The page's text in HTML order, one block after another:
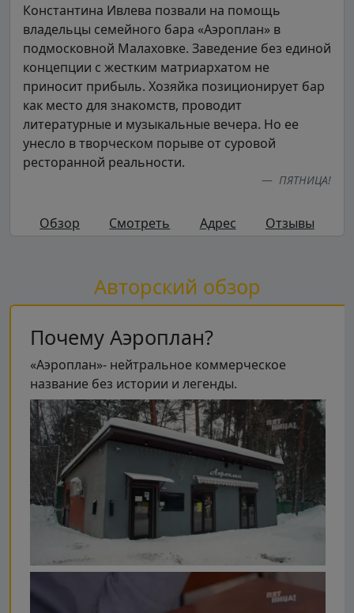
Константина Ивлева позвали на помощь
владельцы семейного бара «Аэроплан» в
подмосковной Малаховке. Заведение без единой
концепции с жестким матриархатом не
приносит прибыль. Хозяйка позиционирует бар
как место для знакомств, проводит
литературные и музыкальные вечера. Но ее
унесло в творческом порыве от суровой
ресторанной реальности.
ПЯТНИЦА!
Обзор Смотреть Адрес Отзывы
Авторский обзор
Почему Аэроплан?
«Аэроплан»- нейтральное коммерческое
название без истории и легенды.